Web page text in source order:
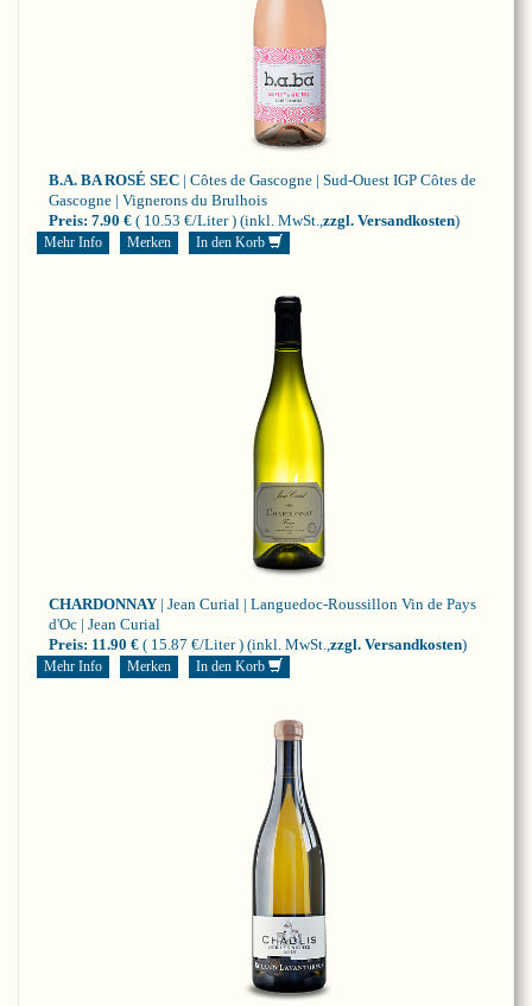
B.A. BA ROSÉ SEC | Côtes de Gascogne | Sud-Ouest IGP Côtes de
Gascogne | Vignerons du Brulhois
Preis: 7.90 € ( 10.53 €/Liter ) (inkl. MwSt.,zzgl. Versandkosten)
Mehr Info Merken In den Korb
CHARDONNAY | Jean Curial | Languedoc-Roussillon Vin de Pays
d'Oc | Jean Curial
Preis: 11.90 € ( 15.87 €/Liter ) (inkl. MwSt., zzgl. Versandkosten)
Mehr Info Merken In den Korb